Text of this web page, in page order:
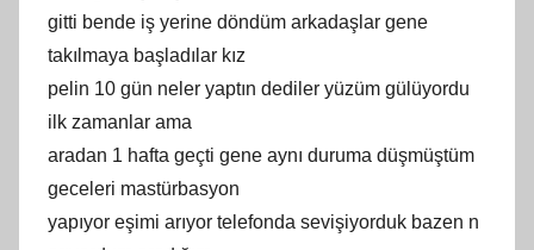
gitti bende iş yerine döndüm arkadaşlar gene
takılmaya başladılar kız
pelin 10 gün neler yaptın dediler yüzüm gülüyordu
ilk zamanlar ama
aradan 1 hafta geçti gene aynı duruma düşmüştüm
geceleri mastürbasyon
yapıyor eşimi arıyor telefonda sevişiyorduk bazen n